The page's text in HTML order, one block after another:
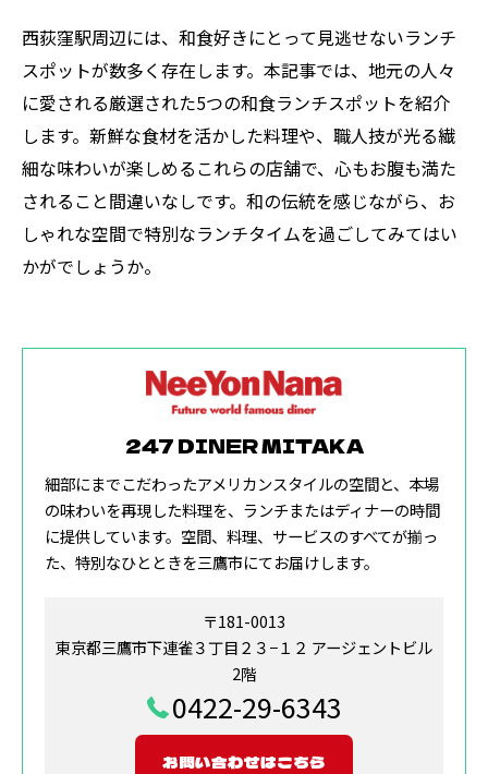
西荻窪駅周辺には、和食好きにとって見逃せないランチ
スポットが数多く存在します。本記事では、地元の人々
に愛される厳選された5つの和食ランチスポットを紹介
します。新鮮な食材を活かした料理や、職人技が光る繊
細な味わいが楽しめるこれらの店舗で、心もお腹も満た
されること間違いなしです。和の伝統を感じながら、お
しゃれな空間で特別なランチタイムを過ごしてみてはい
かがでしょうか。
247 DINER MITAKA
細部にまでこだわったアメリカンスタイルの空間と、本場
の味わいを再現した料理を、ランチまたはディナーの時間
に提供しています。空間、料理、サービスのすべてが揃っ
た、特別なひとときを三鷹市にてお届けします。
〒181-0013
東京都三鷹市下連雀３丁目２３−１２ アージェントビル
2階
0422-29-6343
お問い合わせはこちら